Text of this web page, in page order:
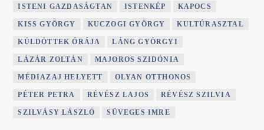
ISTENI GAZDASÁGTAN ISTENKÉP KAPOCS
KISS GYÖRGY KUCZOGI GYÖRGY KULTÚRASZTAL
KÜLDÖTTEK ÓRÁJA LÁNG GYÖRGYI
LÁZÁR ZOLTÁN MAJOROS SZIDÓNIA
MÉDIAZAJ HELYETT OLYAN OTTHONOS
PÉTER PETRA RÉVÉSZ LAJOS RÉVÉSZ SZILVIA
SZILVÁSY LÁSZLÓ SÜVEGES IMRE